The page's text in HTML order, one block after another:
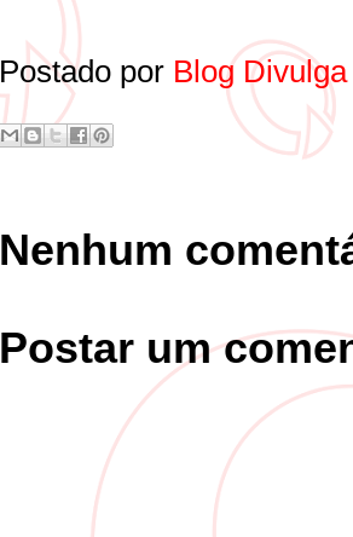
Postado por Blog
Nenhum
Postar um